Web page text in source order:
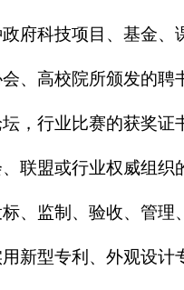
府科技项目、基金
、高校院所颁发的聘
，行业比赛的获奖
联盟或行业权威组
、监制、验收、管
新型专利、外观设